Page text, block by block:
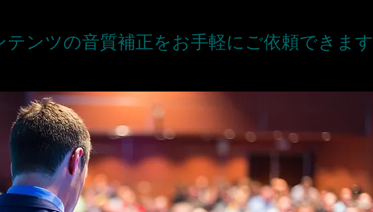
テンツの音質補正をお手軽にご依頼できます